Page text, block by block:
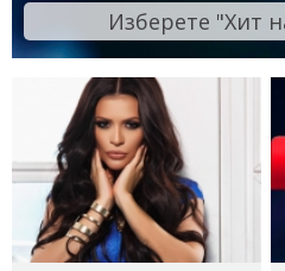
Изберете "Хит